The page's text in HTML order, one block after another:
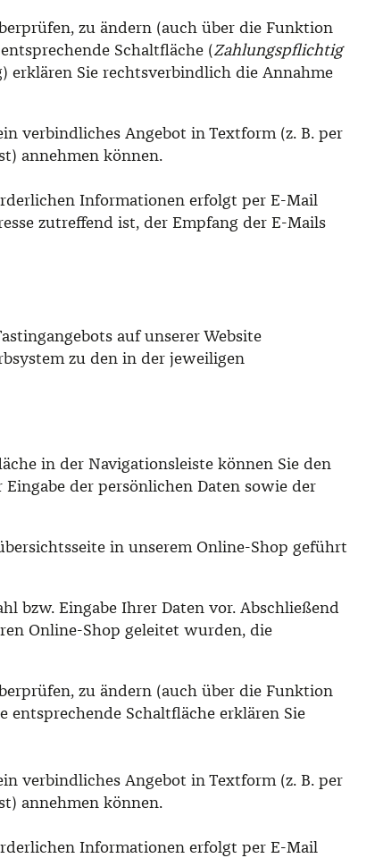
zu ändern (auch über die Funktion
Schaltfläche (Zahlungspflichtig
erklären Sie rechtsverbindlich die Annahme
verbindliches Angebot in Textform (z. B. per
annehmen können.
Informationen erfolgt per E-Mail
zutreffend ist, der Empfang der E-Mails
auf unserer Website
zu den in der jeweiligen
in der Navigationsleiste können Sie den
der persönlichen Daten sowie der
in unserem Online-Shop geführt
bzw. Eingabe Ihrer Daten vor. Abschließend
Online-Shop geleitet wurden, die
zu ändern (auch über die Funktion
entsprechende Schaltfläche erklären Sie
verbindliches Angebot in Textform (z. B. per
annehmen können.
Informationen erfolgt per E-Mail